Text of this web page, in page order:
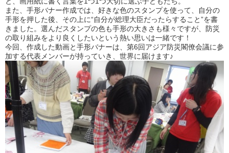
また、手形バナー作成では、好きな色のスタンプを使って、自分の
手形を押した後、その上に“自分が総理大臣だったらすること”を書
きました。選んだスタンプの色も手形の大きさも様々ですが、防災
の取り組みをより良くしたいという熱い思いは一緒です！
今回、作成した動画と手形バナーは、第6回アジア防災閣僚会議に参
加する代表メンバーが持っていき、世界に届けます♪